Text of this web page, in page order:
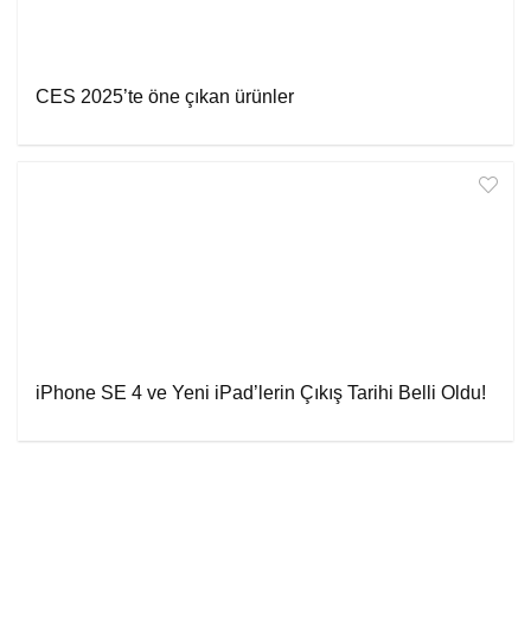
CES 2025’te öne çıkan ürünler
iPhone SE 4 ve Yeni iPad’lerin Çıkış Tarihi Belli Oldu!